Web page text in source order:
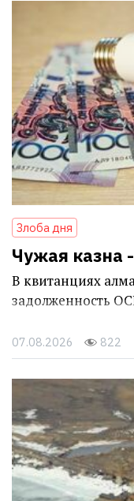
Злоба дня
Чужая казна
В квитанциях
задолженность
07.08.2026 822